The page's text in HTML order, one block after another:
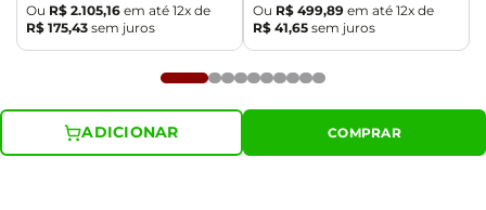
ADICIONAR COMPRAR
Ou R$ 2.105,16 em até 12x de
R$ 175,43 sem juros
Ou R$ 499,89 em até 12x de
R$ 41,65 sem juros